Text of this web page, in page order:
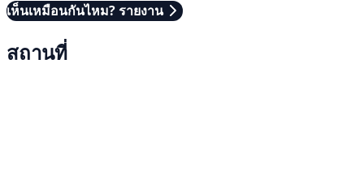
เห็นเหมือนกันไหม? รายงาน
สถานที่